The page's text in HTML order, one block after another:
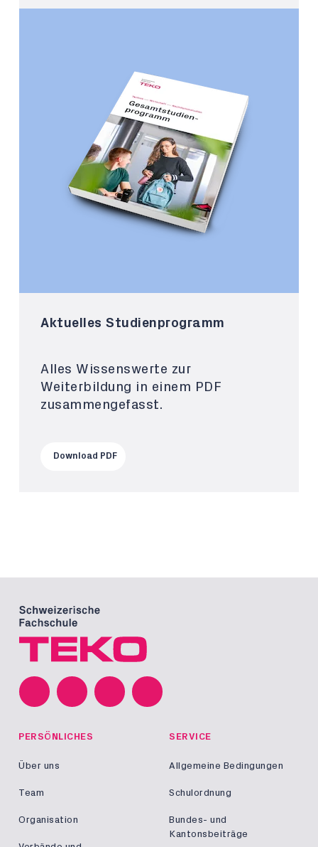
Aktuelles Studienprogramm
Alles Wissenswerte zur
Weiterbildung in einem PDF
zusammengefasst.
Download PDF
PERSÖNLICHES
Über uns
Team
Organisation
SERVICE
Allgemeine Bedingungen
Schulordnung
Bundes- und
Kantonsbeiträge